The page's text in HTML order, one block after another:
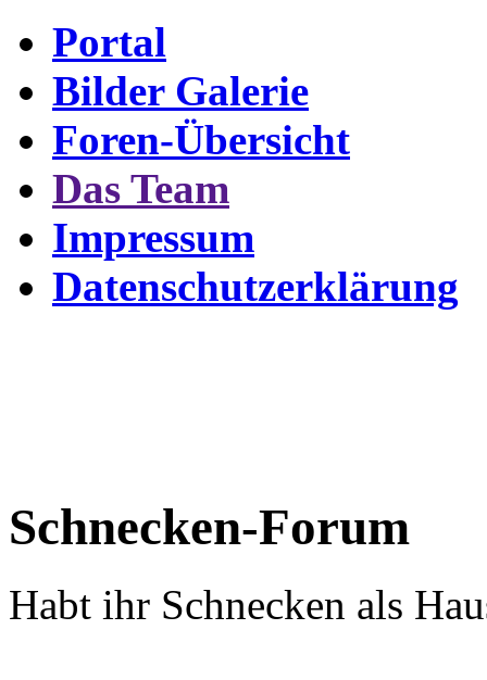
Portal
Bilder Galerie
Foren-Übersicht
Das Team
Impressum
Datenschutzerklärung
Schnecken-Forum
Habt ihr Schnecken als